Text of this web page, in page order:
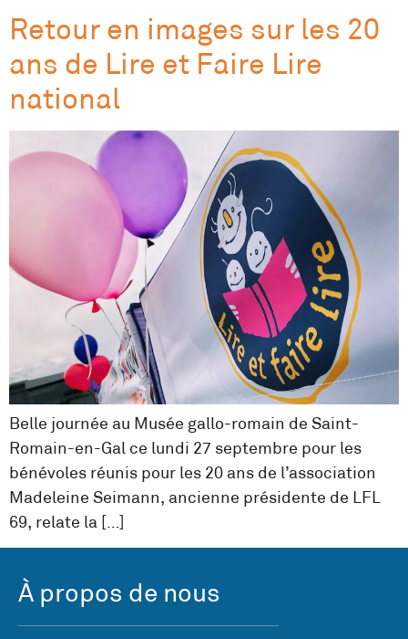
Retour en images sur les 20
ans de Lire et Faire Lire
national
Belle journée au Musée gallo-romain de Saint-
Romain-en-Gal ce lundi 27 septembre pour les
bénévoles réunis pour les 20 ans de l’association
Madeleine Seimann, ancienne présidente de LFL
69, relate la […]
À propos de nous